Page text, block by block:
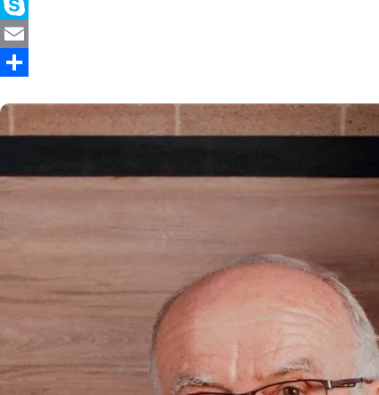
X
Skype
Email